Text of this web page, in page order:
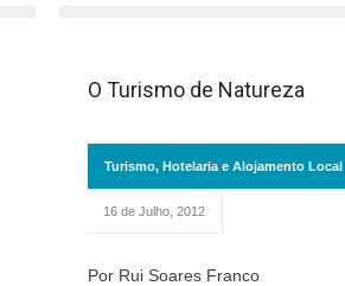
O Turismo de Natureza
Turismo, Hotelaria e Alojamento Local
16 de Julho, 2012
Por Rui Soares Franco